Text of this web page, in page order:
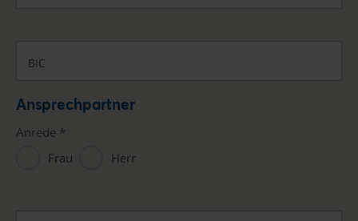
BIC
Ansprechpartner
Anrede *
Frau
Herr